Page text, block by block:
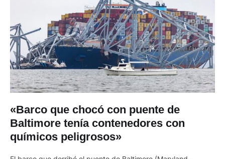
«Barco que chocó con puente de
Baltimore tenía contenedores con
químicos peligrosos»